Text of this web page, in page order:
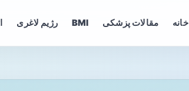
خانه مقالات پزشکی BMI رژیم لاغری